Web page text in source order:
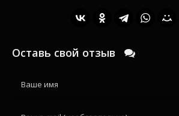
Оставь свой отзыв